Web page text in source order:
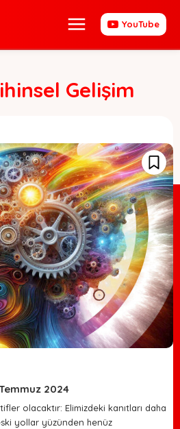
YouTube
Gelişim
2024
olacaktır: Elimizdeki kanıtları daha
yollar yüzünden henüz